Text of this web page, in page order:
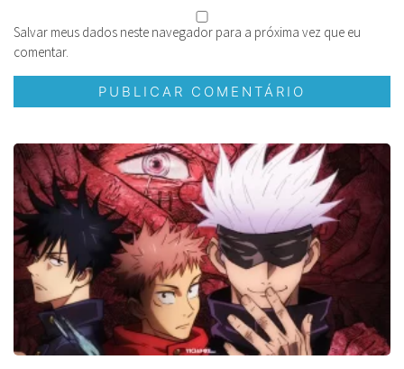
Salvar meus dados neste navegador para a próxima vez que eu
comentar.